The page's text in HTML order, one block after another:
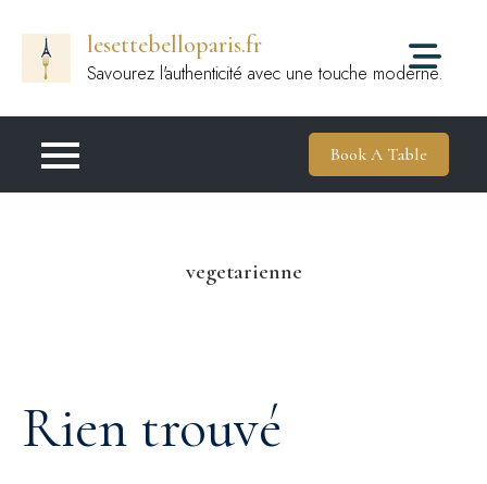
contenu
lesettebelloparis.fr
Savourez l'authenticité avec une touche moderne.
Book A Table
vegetarienne
Rien trouvé